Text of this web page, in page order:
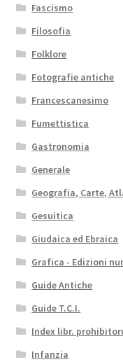
Fascismo
Filosofia
Folklore
Fotografie antiche
Francescanesimo
Fumettistica
Gastronomia
Generale
Geografia, Carte,
Gesuitica
Giudaica ed Ebraica
Grafica - Edizioni
Guide Antiche
Guide T.C.I.
Index libr.
Infanzia